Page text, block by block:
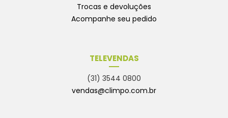
Trocas e devoluções
Acompanhe seu pedido
TELEVENDAS
(31) 3544 0800
vendas@climpo.com.br